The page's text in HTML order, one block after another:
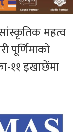
महत्व
पूर्णिमाको
११ इखाछेंमा